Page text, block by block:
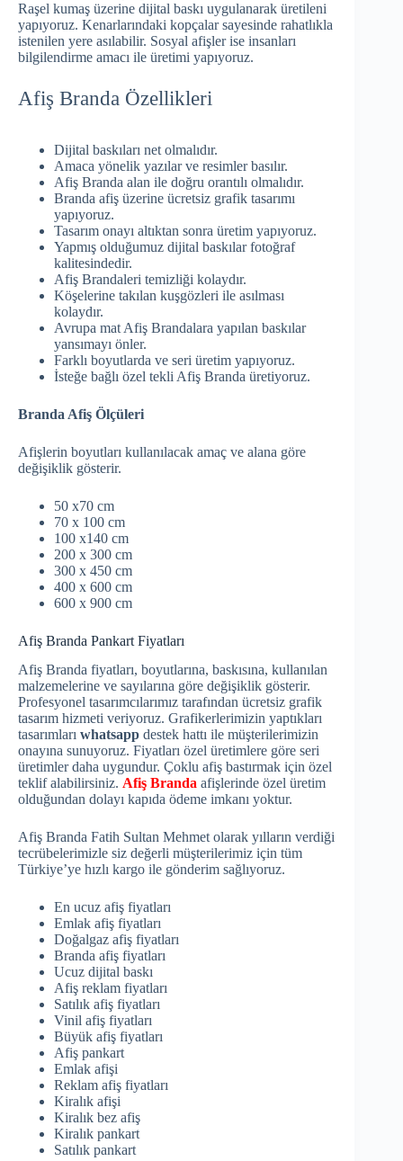
Raşel kumaş üzerine dijital baskı uygulanarak üretileni
yapıyoruz. Kenarlarındaki kopçalar sayesinde rahatlıkla
istenilen yere asılabilir. Sosyal afişler ise insanları
bilgilendirme amacı ile üretimi yapıyoruz.
Afiş Branda Özellikleri
Dijital baskıları net olmalıdır.
Amaca yönelik yazılar ve resimler basılır.
Afiş Branda alan ile doğru orantılı olmalıdır.
Branda afiş üzerine ücretsiz grafik tasarımı
yapıyoruz.
Tasarım onayı altıktan sonra üretim yapıyoruz.
Yapmış olduğumuz dijital baskılar fotoğraf
kalitesindedir.
Afiş Brandaleri temizliği kolaydır.
Köşelerine takılan kuşgözleri ile asılması
kolaydır.
Avrupa mat Afiş Brandalara yapılan baskılar
yansımayı önler.
Farklı boyutlarda ve seri üretim yapıyoruz.
İsteğe bağlı özel tekli Afiş Branda üretiyoruz.
Branda Afiş Ölçüleri
Afişlerin boyutları kullanılacak amaç ve alana göre
değişiklik gösterir.
50 x70 cm
70 x 100 cm
100 x140 cm
200 x 300 cm
300 x 450 cm
400 x 600 cm
600 x 900 cm
Afiş Branda Pankart Fiyatları
Afiş Branda fiyatları, boyutlarına, baskısına, kullanılan
malzemelerine ve sayılarına göre değişiklik gösterir.
Profesyonel tasarımcılarımız tarafından ücretsiz grafik
tasarım hizmeti veriyoruz. Grafikerlerimizin yaptıkları
tasarımları whatsapp destek hattı ile müşterilerimizin
onayına sunuyoruz. Fiyatları özel üretimlere göre seri
üretimler daha uygundur. Çoklu afiş bastırmak için özel
teklif alabilirsiniz. Afiş Branda afişlerinde özel üretim
olduğundan dolayı kapıda ödeme imkanı yoktur.
Afiş Branda Fatih Sultan Mehmet olarak yılların verdiği
tecrübelerimizle siz değerli müşterilerimiz için tüm
Türkiye’ye hızlı kargo ile gönderim sağlıyoruz.
En ucuz afiş fiyatları
Emlak afiş fiyatları
Doğalgaz afiş fiyatları
Branda afiş fiyatları
Ucuz dijital baskı
Afiş reklam fiyatları
Satılık afiş fiyatları
Vinil afiş fiyatları
Büyük afiş fiyatları
Afiş pankart
Emlak afişi
Reklam afiş fiyatları
Kiralık afişi
Kiralık bez afiş
Kiralık pankart
Satılık pankart